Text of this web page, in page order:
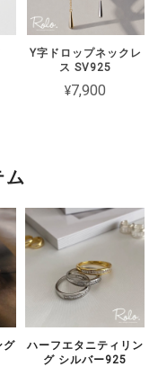
フトラッピング ivory
女とお揃いで買ったの
申し訳ございませ
としてお選びい
気持ちにさせてし
りお詫び申し上げ
え対応をご案内
入りますがショッ
ご連絡いただけま
Y字ドロップネックレ
ス SV925
¥7,900
ム
グ
ハーフエタニティリン
グ シルバー925